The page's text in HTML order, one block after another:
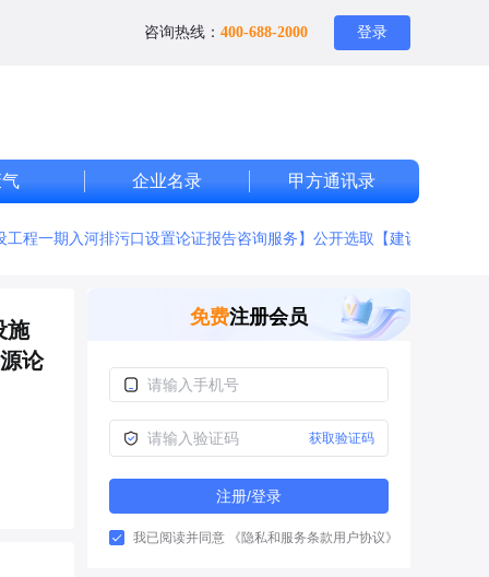
咨询热线： 400-688-2000 登录
企业名录 甲方通讯录
程一期入河排污口设置论证报告咨询服务】公开选取【建设项目环
施
论
免费注册会员
获取验证码
注册/登录
我已阅读并同意 《隐私和服务条款用户协议》